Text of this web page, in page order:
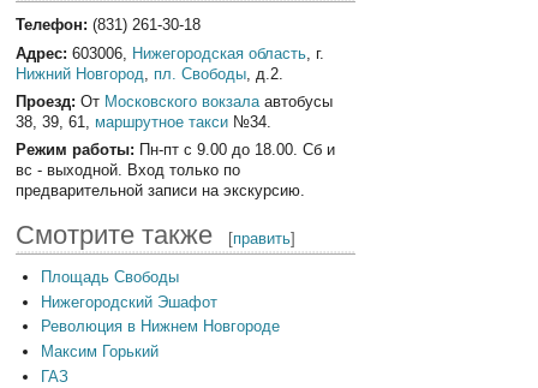
Телефон: (831) 261-30-18
Адрес: 603006, Нижегородская область , г.
Нижний Новгород
пл. Свободы , д.2.
Проезд: От Московского вокзалаавтобусы
38, 39, 61, маршрутное такси №34.
Режим работы: Пн-пт с 9.00 до 18.00. Сб и
вс - выходной. Вход только по
предварительной записи на экскурсию.
Смотрите также [править]
Площадь Свободы
Нижегородский Эшафот
Революция в Нижнем Новгороде
Максим Горький
ГАЗ